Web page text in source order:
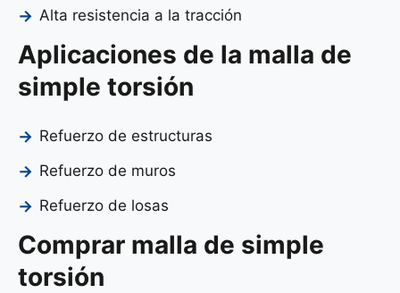
Alta resistencia a la tracción
Aplicaciones de la malla de
simple torsión
Refuerzo de estructuras
Refuerzo de muros
Refuerzo de losas
Comprar malla de simple
torsión